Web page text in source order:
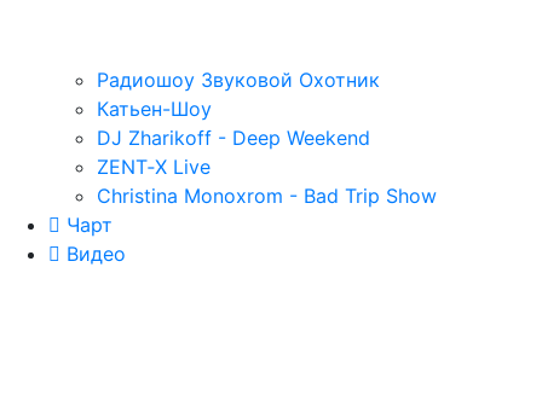
Радиошоу Звуковой Охотник
Катьен-Шоу
DJ Zharikoff - Deep Weekend
ZENT‑X Live
Christina Monoxrom - Bad Trip Show
Чарт
Видео